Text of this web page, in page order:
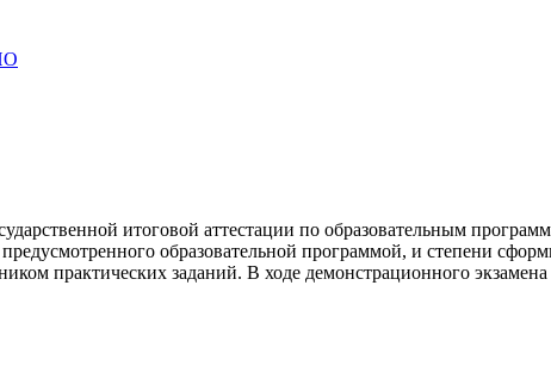
итоговой аттестации по образовательным
образовательной программой, и степени
практических заданий. В ходе демонстрационного